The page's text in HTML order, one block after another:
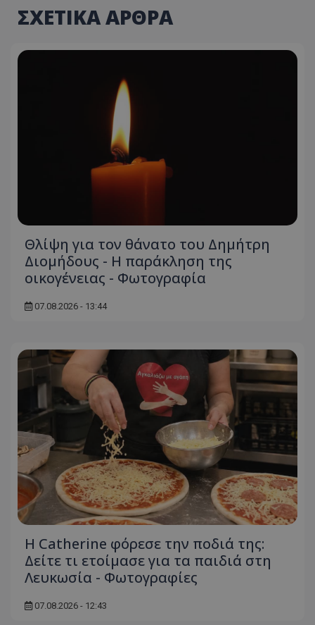
ΣΧΕΤΙΚΑ ΑΡΘΡΑ
Θλίψη για τον θάνατο του Δημήτρη
Διομήδους - Η παράκληση της
οικογένειας - Φωτογραφία
07.08.2026 - 13:44
Η Catherine φόρεσε την ποδιά της:
Δείτε τι ετοίμασε για τα παιδιά στη
Λευκωσία - Φωτογραφίες
07.08.2026 - 12:43